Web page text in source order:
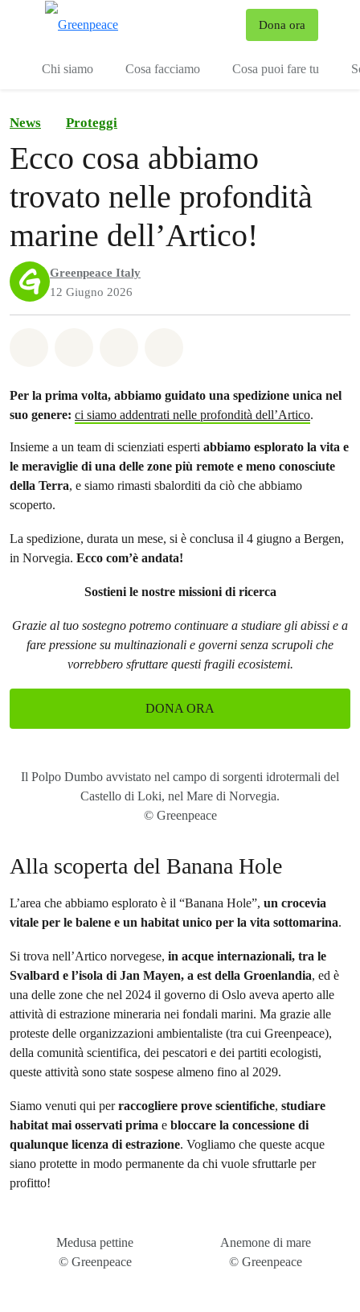
Dona ora
Chi siamo Cosa facciamo Cosa puoi fare tu
News Proteggi
Ecco cosa abbiamo
trovato nelle profondità
marine dell’Artico!
Greenpeace Italy
12 Giugno 2026
Per la prima volta, abbiamo guidato una spedizione unica nel
suo genere: ci siamo addentrati nelle profondità dell’Artico.
Insieme a un team di scienziati esperti abbiamo esplorato la vita e
le meraviglie di una delle zone più remote e meno conosciute
della Terra, e siamo rimasti sbalorditi da ciò che abbiamo
scoperto.
La spedizione, durata un mese, si è conclusa il 4 giugno a Bergen,
in Norvegia. Ecco com’è andata!
Sostieni le nostre missioni di ricerca
Grazie al tuo sostegno potremo continuare a studiare gli abissi e a
fare pressione su multinazionali e governi senza scrupoli che
vorrebbero sfruttare questi fragili ecosistemi.
DONA ORA
Il Polpo Dumbo avvistato nel campo di sorgenti idrotermali del
Castello di Loki, nel Mare di Norvegia.
© Greenpeace
Alla scoperta del Banana Hole
L’area che abbiamo esplorato è il “Banana Hole”, un crocevia
vitale per le balene e un habitat unico per la vita sottomarina.
Si trova nell’Artico norvegese, in acque internazionali, tra le
Svalbard e l’isola di Jan Mayen, a est della Groenlandia, ed è
una delle zone che nel 2024 il governo di Oslo aveva aperto alle
attività di estrazione mineraria nei fondali marini. Ma grazie alle
proteste delle organizzazioni ambientaliste (tra cui Greenpeace),
della comunità scientifica, dei pescatori e dei partiti ecologisti,
queste attività sono state sospese almeno fino al 2029.
Siamo venuti qui perraccogliere prove scientifiche, studiare
habitat mai osservati prima e bloccare la concessione di
qualunque licenza di estrazione. Vogliamo che queste acque
siano protette in modo permanente da chi vuole sfruttarle per
profitto!
Medusa pettine
© Greenpeace
Anemone di mare
© Greenpeace